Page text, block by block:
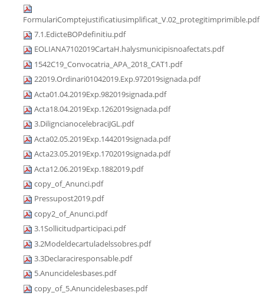
FormulariComptejustificatiusimplificat_V.02_protegitimprimible.pdf
7.1.EdicteBOPdefinitiu.pdf
EOLIANA7102019CartaH.halysmunicipisnoafectats.pdf
1542C19_Convocatria_APA_2018_CAT1.pdf
22019.Ordinari01042019.Exp.972019signada.pdf
Acta01.04.2019Exp.982019signada.pdf
Acta18.04.2019Exp.1262019signada.pdf
3.DiligncianocelebraciJGL.pdf
Acta02.05.2019Exp.1442019signada.pdf
Acta23.05.2019Exp.1702019signada.pdf
Acta12.06.2019Exp.1882019.pdf
copy_of_Anunci.pdf
Pressupost2019.pdf
copy2_of_Anunci.pdf
3.1Sollicitudparticipaci.pdf
3.2Modeldecartuladelssobres.pdf
3.3Declaraciresponsable.pdf
5.Anuncidelesbases.pdf
copy_of_5.Anuncidelesbases.pdf